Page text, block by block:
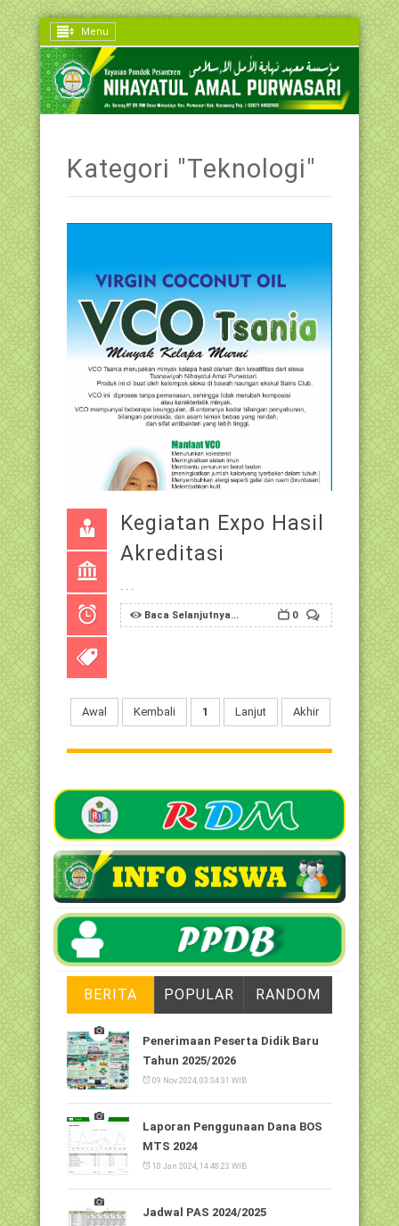
Menu
Kategori "Teknologi"
Kegiatan Expo Hasil
Akreditasi
. . .
Baca Selanjutnya... 0
Awal Kembali 1 Lanjut Akhir
BERITA POPULAR RANDOM
Penerimaan Peserta Didik Baru
Tahun 2025/2026
09 Nov 2024, 03:34:31 WIB
Laporan Penggunaan Dana BOS
MTS 2024
10 Jan 2024, 14:48:23 WIB
Jadwal PAS 2024/2025